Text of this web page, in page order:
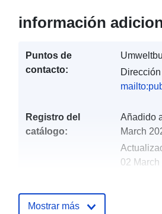
información
Puntos de
contacto:
Dirección
Registro del
catálogo:
Añadido
March
02 March
uriRef:
Mostrar más